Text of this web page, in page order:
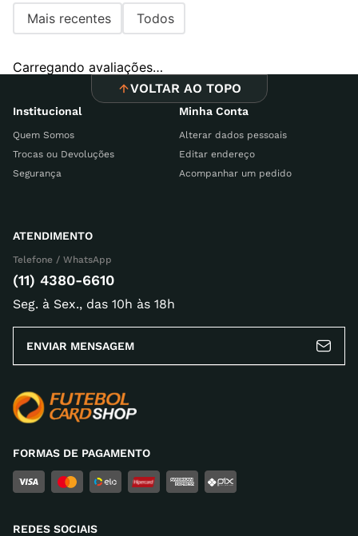
Mais recentes Todos
Carregando avaliações…
VOLTAR AO TOPO
Institucional
Quem Somos
Trocas ou Devoluções
Segurança
Minha Conta
Alterar dados pessoais
Editar endereço
Acompanhar um pedido
ATENDIMENTO
Telefone / WhatsApp
(11) 4380-6610
Seg. à Sex., das 10h às 18h
ENVIAR MENSAGEM
FORMAS DE PAGAMENTO
REDES SOCIAIS